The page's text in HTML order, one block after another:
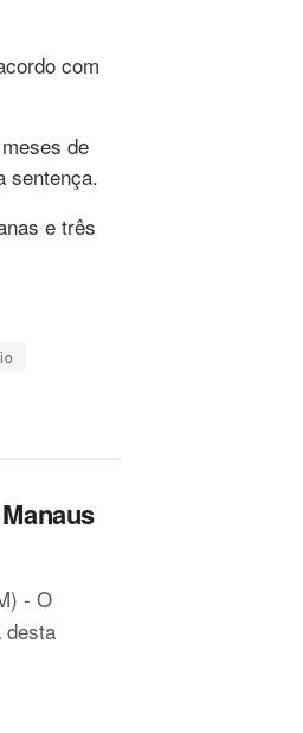
com
de
sentença.
e três
- O
desta